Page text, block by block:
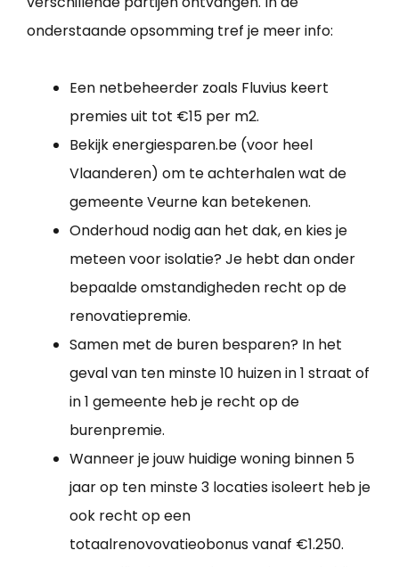
onderstaande opsomming tref je meer info:
Een netbeheerder zoals Fluvius keert
premies uit tot €15 per m2.
Bekijk energiesparen.be (voor heel
Vlaanderen) om te achterhalen wat de
gemeente Veurne kan betekenen.
Onderhoud nodig aan het dak, en kies je
meteen voor isolatie? Je hebt dan onder
bepaalde omstandigheden recht op de
renovatiepremie.
Samen met de buren besparen? In het
geval van ten minste 10 huizen in 1 straat of
in 1 gemeente heb je recht op de
burenpremie.
Wanneer je jouw huidige woning binnen 5
jaar op ten minste 3 locaties isoleert heb je
ook recht op een
totaalrenovovatieobonus vanaf €1.250.